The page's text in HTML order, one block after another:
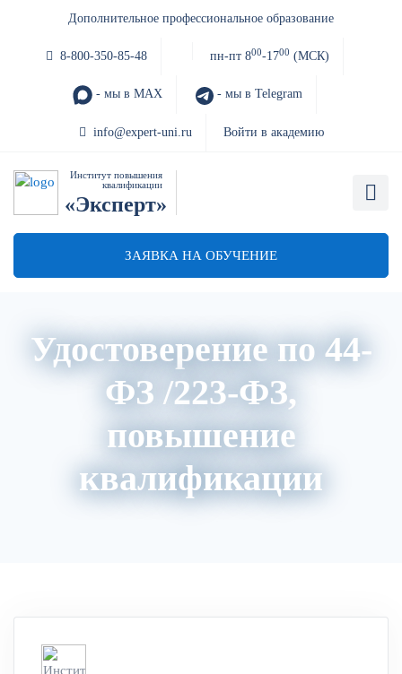
Дополнительное профессиональное образование
8-800-350-85-48 пн-пт 800-1700 (МСК)
- мы в MAX - мы в Telegram
info@expert-uni.ru Войти в академию
Институт повышения
квалификации
«Эксперт»
ЗАЯВКА НА ОБУЧЕНИЕ
Удостоверение по 44-
ФЗ /223-ФЗ,
повышение
квалификации